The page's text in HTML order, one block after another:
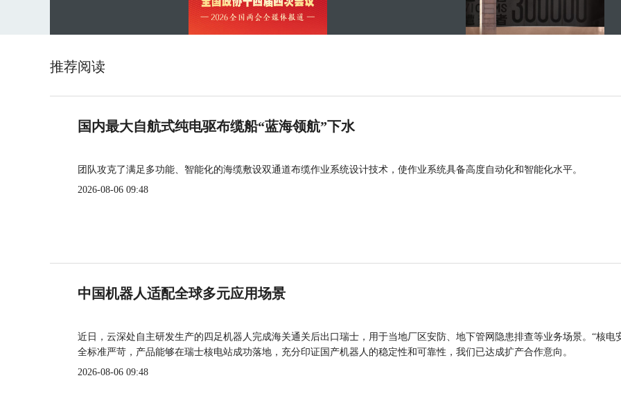
推荐阅读
国内最大自航式纯电驱布缆船“蓝海领航”下水
团队攻克了满足多功能、智能化的海缆敷设双通道布缆作业系统设计技术，使作业系统具备高度自动化和智能化水平。
2026-08-06 09:48
中国机器人适配全球多元应用场景
近日，云深处自主研发生产的四足机器人完成海关通关后出口瑞士，用于当地厂区安防、地下管网隐患排查等业务场景。“核电
全标准严苛，产品能够在瑞士核电站成功落地，充分印证国产机器人的稳定性和可靠性，我们已达成扩产合作意向。
2026-08-06 09:48